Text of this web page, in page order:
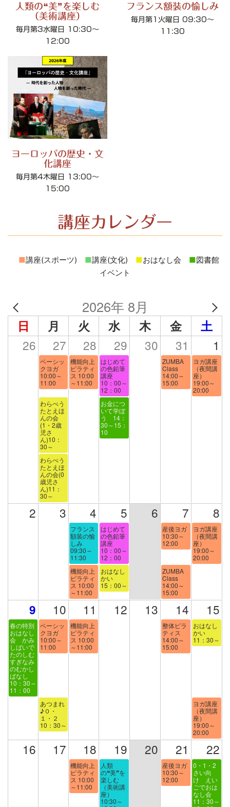
人類の❝美❞を楽しむ
（美術講座）
毎月第3水曜日 10:30～
12:00
フランス額装の愉しみ
毎月第1火曜日 09:30～
11:30
ヨーロッパの歴史・文
化講座
毎月第4木曜日 13:00～
15:00
講座カレンダー
■講座(スポーツ) ■講座(文化) ■おはなし会 ■図書館
イベント
2026年 8月
日 月 火 水 木 金
土
26
27 28 29 30 31 1
ベーシッ
クヨガ
10:00～
11:00
機能向上
ピラティ
ス 10:00
～11:00
はじめて
の色鉛筆
講座
10：00～
12：00
ZUMBA
Class
14:00～
15:00
ヨガ講座
（夜間講
座）
19:00～
20:00
わらべう
たとえほ
んの会
(1・2歳
児さ
ん)10：
30～
お金につ
いて学ぼ
う 14：
30～15：
10
わらべう
たとえほ
んの会(0
歳児さ
ん)11：
30～
2 3 4 5 6 7 8
フランス
額装の愉
しみ
09:30～
11:30
はじめて
の色鉛筆
講座
10：00～
12：00
産後ヨガ
10:30～
12:00
ヨガ講座
（夜間講
座）
19:00～
20:00
機能向上
ピラティ
ス 10:00
～11:00
おはなし
かい
15：00～
ZUMBA
Class
14:00～
15:00
9 10 11 12 13 14 15
春の特別
おはなし
会 かみ
しばいで
たのしむ
すぎなみ
のむかし
ばなし
10：30～
11：00
ベーシッ
クヨガ
10:00～
11:00
機能向上
ピラティ
ス 10:00
～11:00
整体ピラ
ティス
14:00～
15:00
おはなし
かい
11：30～
あつまれ
♪０・
１・２
10：30～
ヨガ講座
（夜間講
座）
19:00～
20:00
16 17 18 19 20 21 22
機能向上
ピラティ
ス 10:00
～11:00
人類
の❝美❞を
楽しむ
（美術講
座）
10:30～
産後ヨガ
10:30～
12:00
0・1・2
さい向
け えい
ごでおは
なし会
11：30～